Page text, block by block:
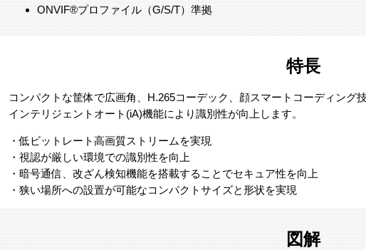
ONVIF®プロファイル（G/S/T）準拠
特長
コンパクトな筐体で広画角、H.265コーデック、顔スマートコーディング
インテリジェントオート(iA)機能により識別性が向上します。
・低ビットレート高画質ストリームを実現
・視認が厳しい環境での識別性を向上
・暗号通信、改ざん検知機能を搭載することでセキュア性を向上
・狭い場所への設置が可能なコンパクトサイズと形状を実現
図解